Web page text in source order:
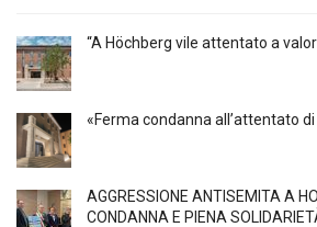
“A Höchberg vile attentato a
«Ferma condanna all’attentato
AGGRESSIONE ANTISEMITA A
CONDANNA E PIENA